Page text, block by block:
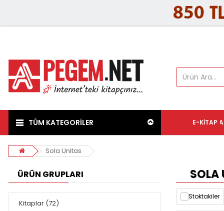
TÜM KATEGORİLER E-KITAP
Sola Unitas
ÜRÜN GRUPLARI
Kitaplar (72)
SOLA
Stoktakiler